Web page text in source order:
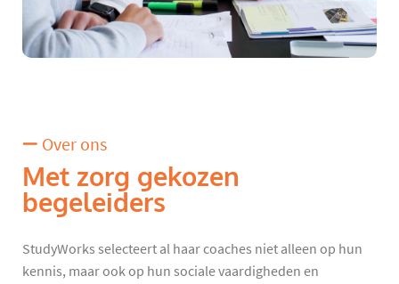
Over ons
Met zorg gekozen
begeleiders
StudyWorks selecteert al haar coaches niet alleen op hun
kennis, maar ook op hun sociale vaardigheden en